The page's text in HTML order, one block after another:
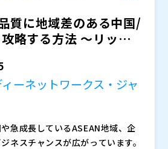
質に地域差のある中国/
略する方法 〜リッチ
ーネットワークス・ジャ
急成長しているASEAN地域、企
ネスチャンスが広がっています。